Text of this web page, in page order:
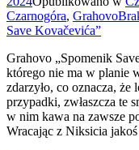
Czarnogóra, Grahovo
Save Kovačevića”
Grahovo „Spomenik
którego nie ma w planie
zdarzyło, co oznacza,
przypadki, zwłaszcza te
w nim kawa na zawsze
Wracając z Niksicia